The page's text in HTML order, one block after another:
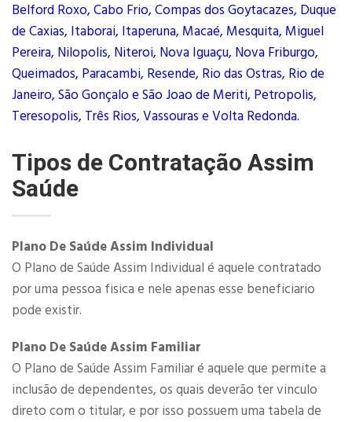
Belford Roxo, Cabo Frio, Compas dos Goytacazes, Duque
de Caxias, Itaborai, Itaperuna, Macaé, Mesquita, Miguel
Pereira, Nilopolis, Niteroi, Nova Iguaçu, Nova Friburgo,
Queimados, Paracambi, Resende, Rio das Ostras, Rio de
Janeiro, São Gonçalo e São Joao de Meriti, Petropolis,
Teresopolis, Três Rios, Vassouras e Volta Redonda.
Tipos de Contratação Assim
Saúde
Plano De Saúde Assim Individual
O Plano de Saúde Assim Individual é aquele contratado
por uma pessoa fisica e nele apenas esse beneficiario
pode existir.
Plano De Saúde Assim Familiar
O Plano de Saúde Assim Familiar é aquele que permite a
inclusão de dependentes, os quais deverão ter vinculo
direto com o titular, e por isso possuem uma tabela de